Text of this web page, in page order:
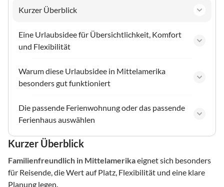
Kurzer Überblick
Eine Urlaubsidee für Übersichtlichkeit, Komfort
und Flexibilität
Warum diese Urlaubsidee in Mittelamerika
besonders gut funktioniert
Die passende Ferienwohnung oder das passende
Ferienhaus auswählen
Kurzer Überblick
Familienfreundlich in Mittelamerikaeignet sich besonders
für Reisende, die Wert auf Platz, Flexibilität und eine klare
Planung legen.